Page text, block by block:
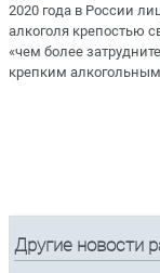
2020 года в России
алкоголя крепостью
«чем более
крепким
Другие новости